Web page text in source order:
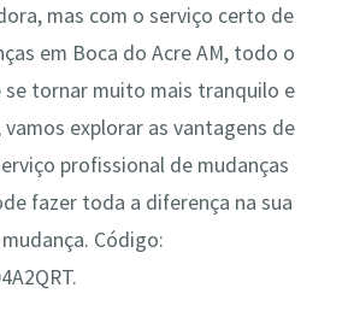
mas com o serviço certo de
em Boca do Acre AM, todo o
se tornar muito mais tranquilo e
vamos explorar as vantagens de
profissional de mudanças
fazer toda a diferença na sua
Código: